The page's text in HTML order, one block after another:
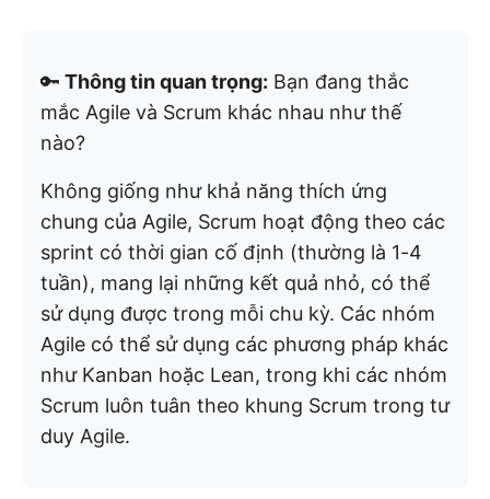
🔑 Thông tin quan trọng: Bạn đang thắc
mắc Agile và Scrum khác nhau như thế
nào?
Không giống như khả năng thích ứng
chung của Agile, Scrum hoạt động theo các
sprint có thời gian cố định (thường là 1-4
tuần), mang lại những kết quả nhỏ, có thể
sử dụng được trong mỗi chu kỳ. Các nhóm
Agile có thể sử dụng các phương pháp khác
như Kanban hoặc Lean, trong khi các nhóm
Scrum luôn tuân theo khung Scrum trong tư
duy Agile.